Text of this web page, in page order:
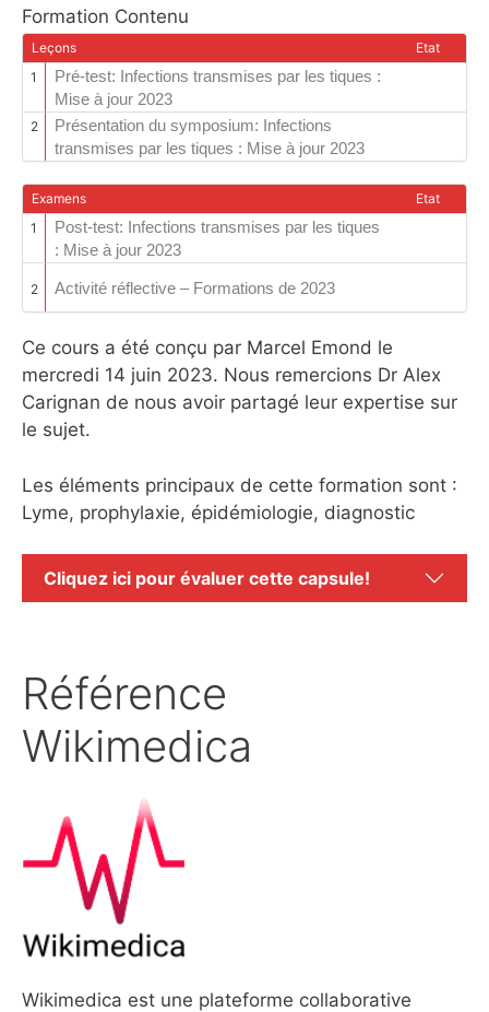
Formation Contenu
Leçons
Etat
1
Pré-test: Infections transmises par les tiques :
Mise à jour 2023
2
Présentation du symposium: Infections
transmises par les tiques : Mise à jour 2023
Examens
Etat
1
Post-test: Infections transmises par les tiques
: Mise à jour 2023
2 Activité réflective – Formations de 2023
Ce cours a été conçu par Marcel Emond le
mercredi 14 juin 2023. Nous remercions Dr Alex
Carignan de nous avoir partagé leur expertise sur
le sujet.
Les éléments principaux de cette formation sont :
Lyme, prophylaxie, épidémiologie, diagnostic
Cliquez ici pour évaluer cette capsule!
Référence
Wikimedica
Wikimedica est une plateforme collaborative